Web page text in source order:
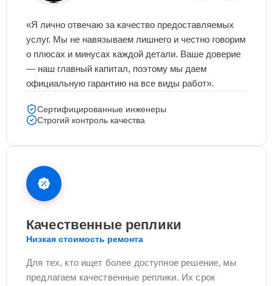
«Я лично отвечаю за качество предоставляемых
услуг. Мы не навязываем лишнего и честно говорим
о плюсах и минусах каждой детали. Ваше доверие
— наш главный капитал, поэтому мы даем
официальную гарантию на все виды работ».
Сертифицированные инженеры
Строгий контроль качества
Качественные реплики
Низкая стоимость ремонта
Для тех, кто ищет более доступное решение, мы
предлагаем качественные реплики. Их срок